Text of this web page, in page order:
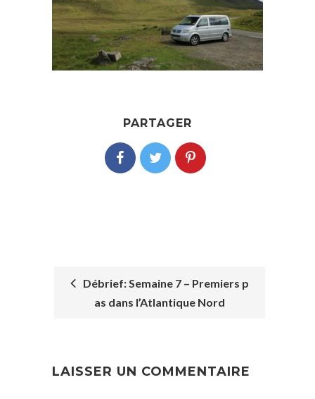
PARTAGER
POST
Débrief: Semaine 7 – Premiers p
as dans l’Atlantique Nord
LAISSER UN COMMENTAIRE